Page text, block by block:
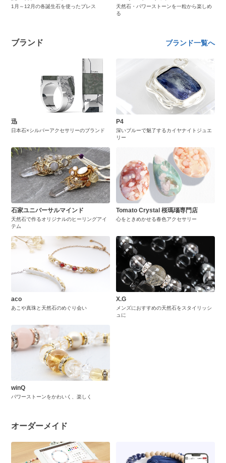
1月～12月の各誕生石を使ったブレス
天然石・パワーストーンを一粒から楽しめ
る
ブランド ブランド一覧へ
迅
日本石×シルバーアクセサリーのブランド
P4
深いブルーで魅了するカイヤナイトジュエ
リー
石家ユニバーサルマインド
天然石で作るオリジナルのヒーリングアイ
テム
Tomato Crystal 桜瑪瑙専門店
心をときめかせる春色アクセサリー
aco
あこや真珠と天然石のめぐり会い
X.G
メンズにおすすめの天然石をスタイリッシ
ュに
winQ
パワーストーンをかわいく、楽しく
オーダーメイド